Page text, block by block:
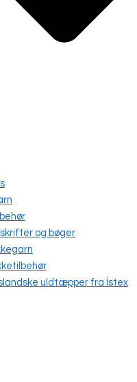
og bøger
uldtæpper fra Ístex